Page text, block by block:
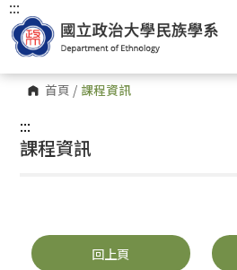
首頁 / 課程資訊
:::
:::
課程資訊
回上頁